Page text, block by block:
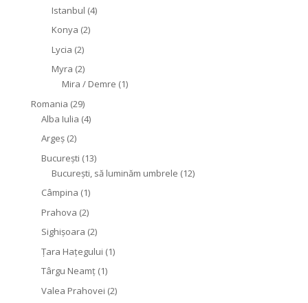
Istanbul (4)
Konya (2)
Lycia (2)
Myra (2)
Mira / Demre (1)
Romania (29)
Alba Iulia (4)
Argeș(2)
București (13)
București, să luminăm umbrele (12)
Câmpina (1)
Prahova (2)
Sighişoara (2)
Țara Hațegului (1)
Târgu Neamţ(1)
Valea Prahovei (2)